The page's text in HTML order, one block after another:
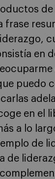
de
frase
en
puedo
en el
a lo
de
de